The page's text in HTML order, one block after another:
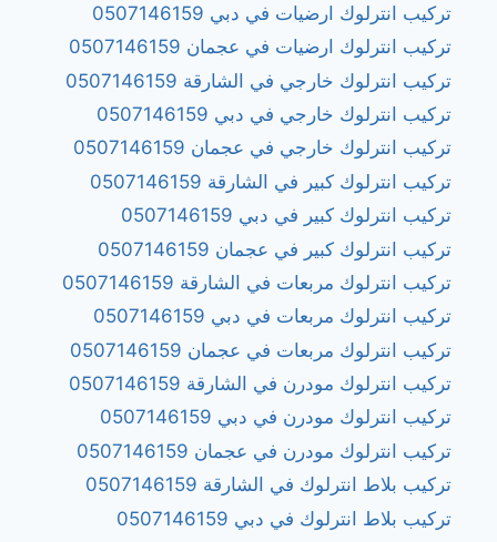
تركيب انترلوك ارضيات في دبي 0507146159
تركيب انترلوك ارضيات في عجمان 0507146159
تركيب انترلوك خارجي في الشارقة 0507146159
تركيب انترلوك خارجي في دبي 0507146159
تركيب انترلوك خارجي في عجمان 0507146159
تركيب انترلوك كبير في الشارقة 0507146159
تركيب انترلوك كبير في دبي 0507146159
تركيب انترلوك كبير في عجمان 0507146159
تركيب انترلوك مربعات في الشارقة 0507146159
تركيب انترلوك مربعات في دبي 0507146159
تركيب انترلوك مربعات في عجمان 0507146159
تركيب انترلوك مودرن في الشارقة 0507146159
تركيب انترلوك مودرن في دبي 0507146159
تركيب انترلوك مودرن في عجمان 0507146159
تركيب بلاط انترلوك في الشارقة 0507146159
تركيب بلاط انترلوك في دبي 0507146159